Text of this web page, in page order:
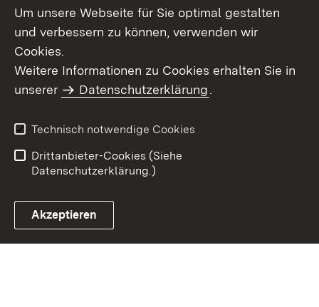
Benutzungshinweise
Erklärung zur
Um unsere Webseite für Sie optimal gestalten
und verbessern zu können, verwenden wir
Cookies.
Weitere Informationen zu Cookies erhalten Sie in
unserer
Datenschutzerklärung.
Technisch notwendige Cookies
Drittanbieter-Cookies (Siehe
Datenschutzerklärung.)
Akzeptieren